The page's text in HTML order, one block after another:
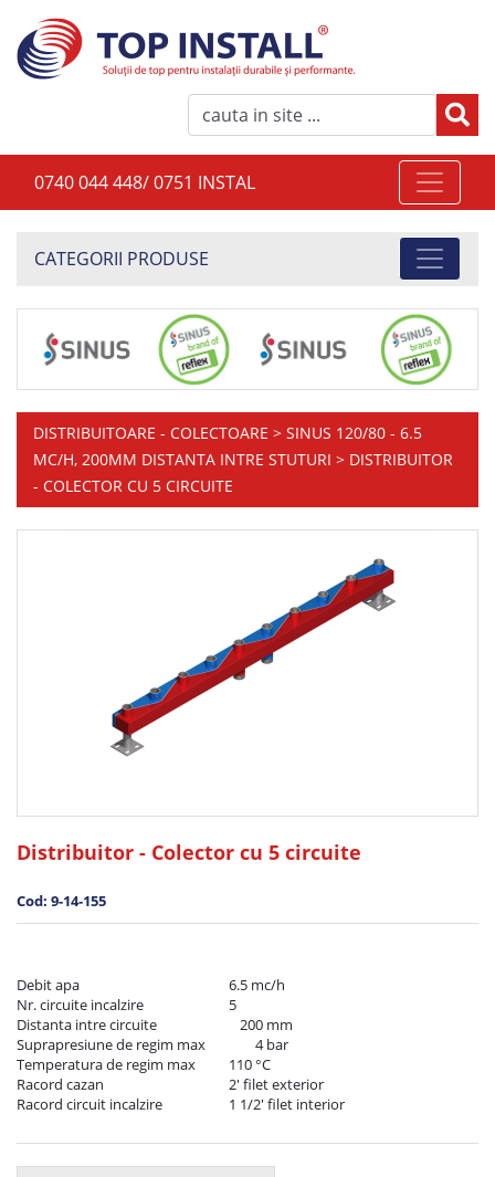
0740 044 448/ 0751 INSTAL
CATEGORII PRODUSE
DISTRIBUITOARE - COLECTOARE > SINUS 120/80 - 6.5
MC/H, 200MM DISTANTA INTRE STUTURI > DISTRIBUITOR
- COLECTOR CU 5 CIRCUITE
Distribuitor - Colector cu 5 circuite
Cod: 9-14-155
Debit apa	                                        6.5 mc/h
Nr. circuite incalzire	                        5
Distanta intre circuite                         200 mm
Suprapresiune de regim max	        4 bar
Temperatura de regim max	        110 °C
Racord cazan	                                2' filet exterior
Racord circuit incalzire	                1 1/2' filet interior